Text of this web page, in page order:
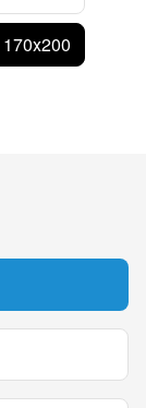
170х200